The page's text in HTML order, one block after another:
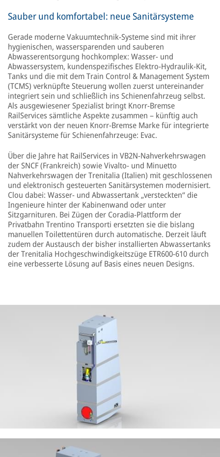
Sauber und komfortabel: neue Sanitärsysteme
Gerade moderne Vakuumtechnik-Systeme sind mit ihrer
hygienischen, wassersparenden und sauberen
Abwasserentsorgung hochkomplex: Wasser- und
Abwassersystem, kundenspezifisches Elektro-Hydraulik-Kit,
Tanks und die mit dem Train Control & Management System
(TCMS) verknüpfte Steuerung wollen zuerst untereinander
integriert sein und schließlich ins Schienenfahrzeug selbst.
Als ausgewiesener Spezialist bringt Knorr-Bremse
RailServices sämtliche Aspekte zusammen – künftig auch
verstärkt von der neuen Knorr-Bremse Marke für integrierte
Sanitärsysteme für Schienenfahrzeuge: Evac.
Über die Jahre hat RailServices in VB2N-Nahverkehrswagen
der SNCF (Frankreich) sowie Vivalto- und Minuetto
Nahverkehrswagen der Trenitalia (Italien) mit geschlossenen
und elektronisch gesteuerten Sanitärsystemen modernisiert.
Clou dabei: Wasser- und Abwassertank „versteckten“ die
Ingenieure hinter der Kabinenwand oder unter
Sitzgarnituren. Bei Zügen der Coradia-Plattform der
Privatbahn Trentino Transporti ersetzten sie die bislang
manuellen Toilettentüren durch automatische. Derzeit läuft
zudem der Austausch der bisher installierten Abwassertanks
der Trenitalia Hochgeschwindigkeitszüge ETR600-610 durch
eine verbesserte Lösung auf Basis eines neuen Designs.